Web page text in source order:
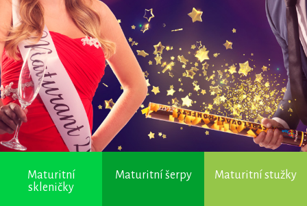
Maturitní
skleničky
Maturitní šerpy Maturitní stužky